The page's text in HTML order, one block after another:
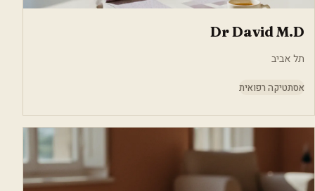
Dr David M.D
תל אביב
אסתטיקה רפואית